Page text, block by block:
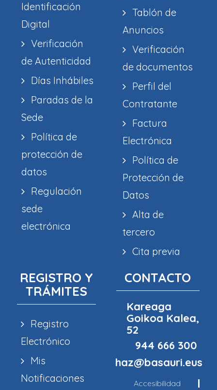
Identificación
Digital
Verificación
de Autenticidad
Días Inhábiles
Paradas de la
Sede
Política de
protección de
datos
Regulación
sede
electrónica
Tablón de
Anuncios
Verificación
de documentos
Perfil del
Contratante
Factura
Electrónica
Política de
Protección de
Datos
Alta de
tercero
Cita previa
REGISTRO Y
TRÁMITES
Registro
Electrónico
Mis
Notificaciones
CONTACTO
Kareaga
Goikoa Kalea,
52
944 666 300
haz@basauri.eus
Accesibilidad